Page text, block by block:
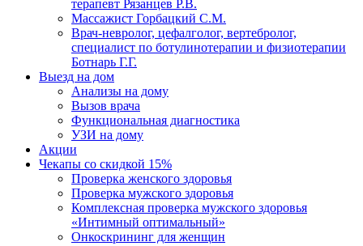
терапевт Рязанцев Р.В.
Массажист Горбацкий С.М.
Врач-невролог, цефалголог, вертебролог,
специалист по ботулинотерапии и физиотерапии
Ботнарь Г.Г.
Выезд на дом
Анализы на дому
Вызов врача
Функциональная диагностика
УЗИ на дому
Акции
Чекапы со скидкой 15%
Проверка женского здоровья
Проверка мужского здоровья
Комплексная проверка мужского здоровья
«Интимный оптимальный»
Онкоcкрининг для женщин